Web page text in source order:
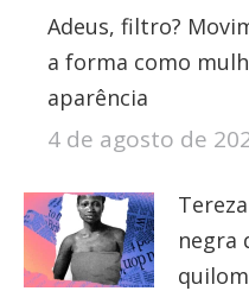
Adeus, filtro?
a forma como
aparência
4 de agosto de
negra